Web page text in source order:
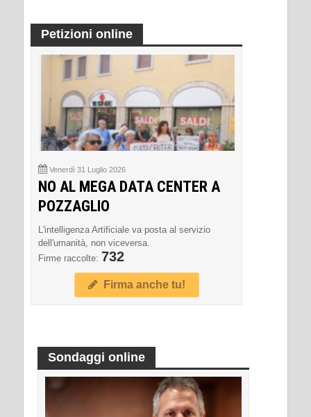
Petizioni online
Venerdì 31 Luglio 2026
NO AL MEGA DATA CENTER A
POZZAGLIO
L'intelligenza Artificiale va posta al servizio
dell'umanità, non viceversa.
Firme raccolte: 732
Firma anche tu!
Sondaggi online